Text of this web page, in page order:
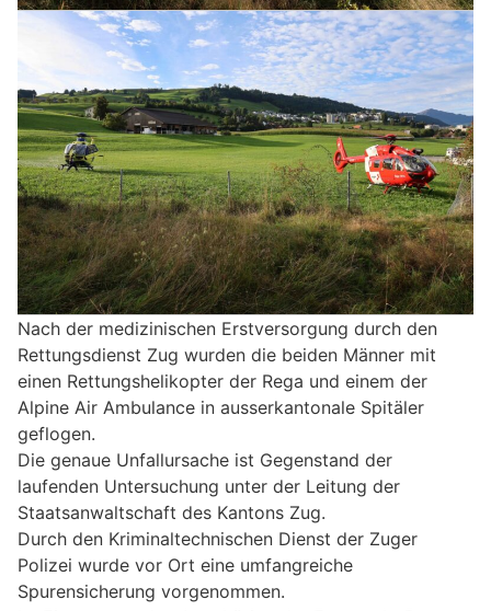
Nach der medizinischen Erstversorgung durch den
Rettungsdienst Zug wurden die beiden Männer mit
einen Rettungshelikopter der Rega und einem der
Alpine Air Ambulance in ausserkantonale Spitäler
geflogen.
Die genaue Unfallursache ist Gegenstand der
laufenden Untersuchung unter der Leitung der
Staatsanwaltschaft des Kantons Zug.
Durch den Kriminaltechnischen Dienst der Zuger
Polizei wurde vor Ort eine umfangreiche
Spurensicherung vorgenommen.